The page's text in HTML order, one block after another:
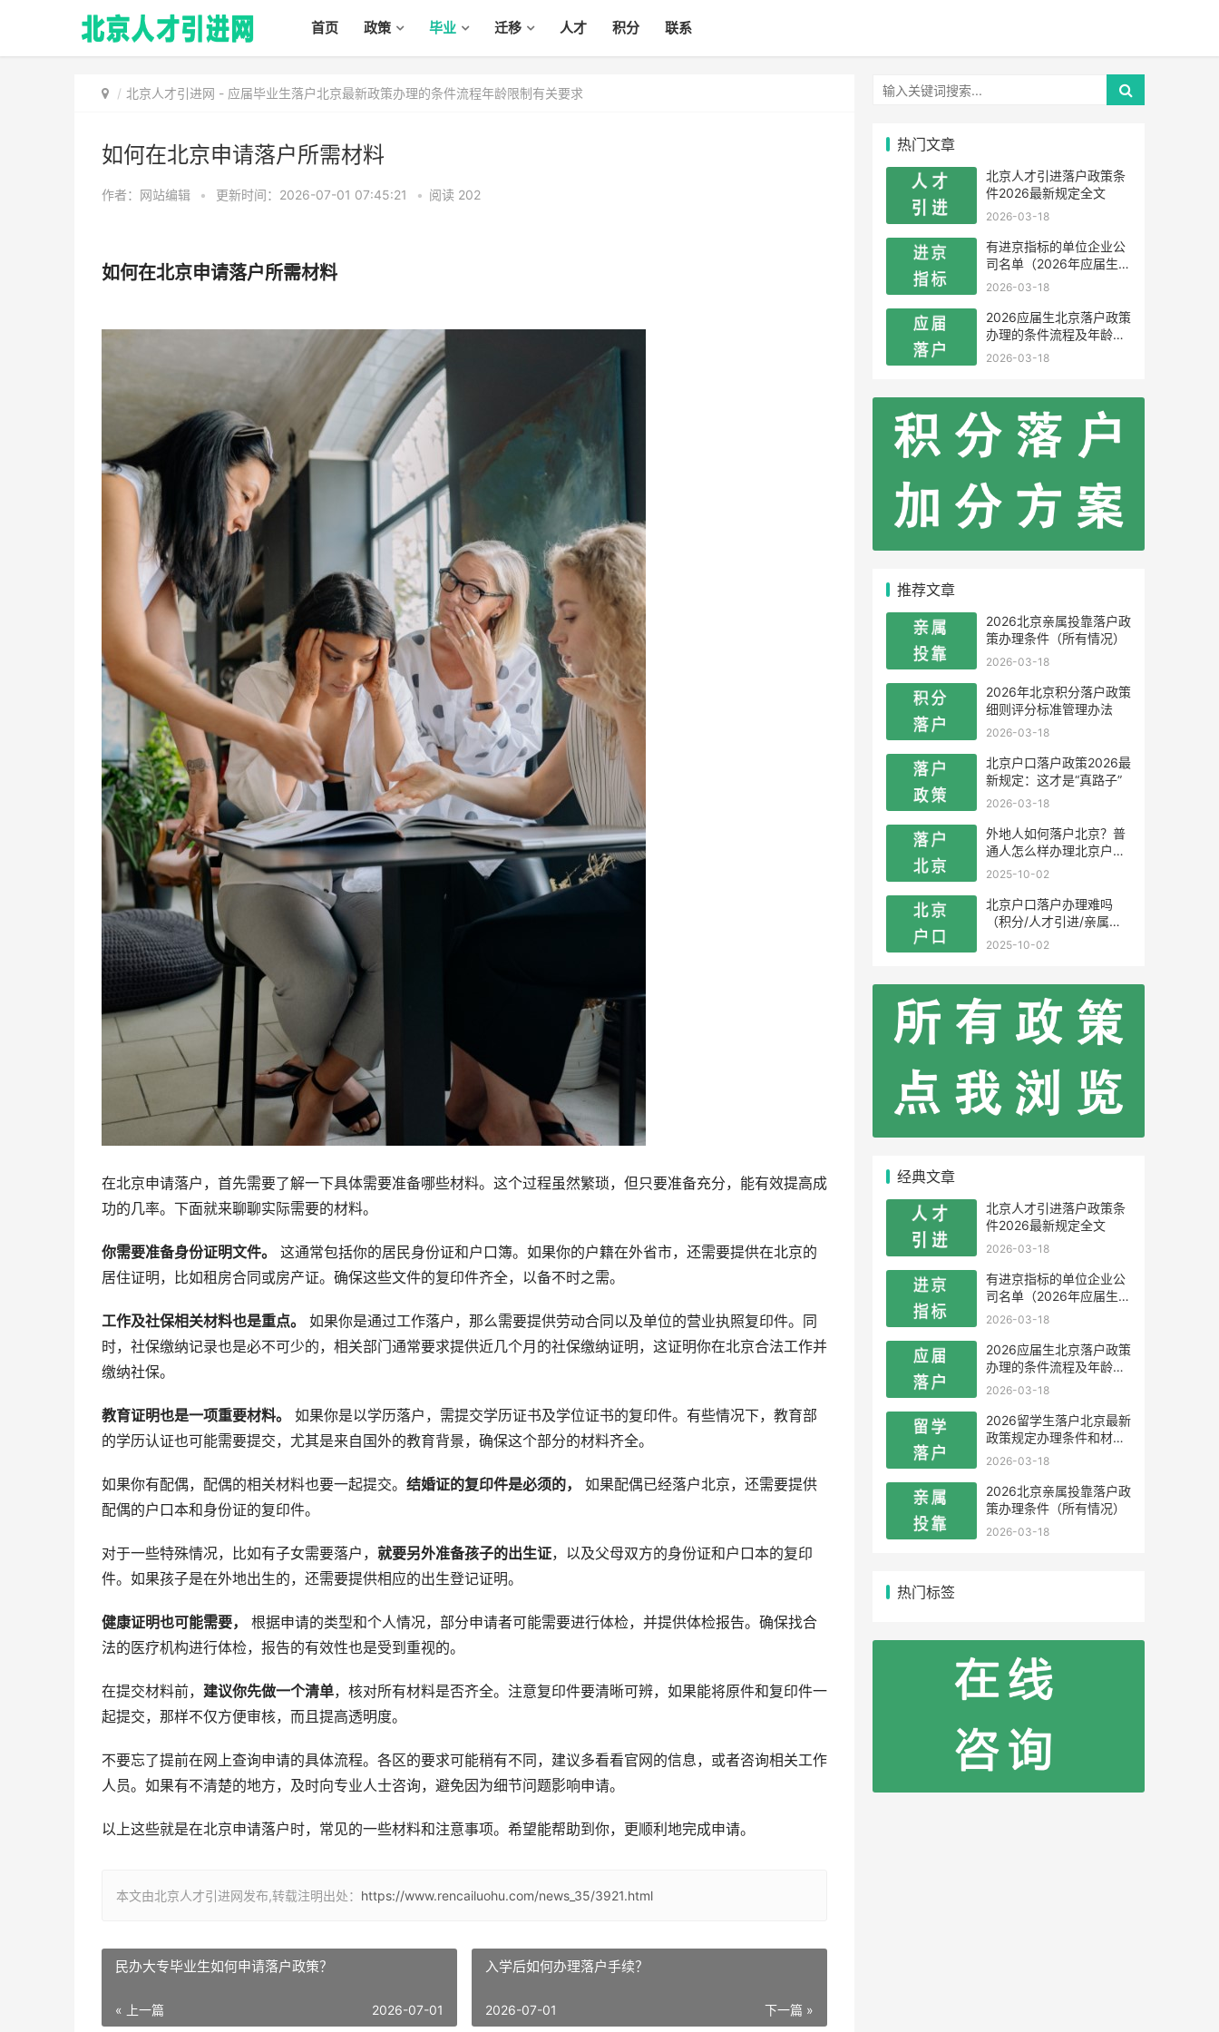
首页 政策 毕业 迁移 人才 积分 联系
北京人才引进网 - 应届毕业生落户北京最新政策办理的条件流程年龄限制有关要求
如何在北京申请落户所需材料
作者：网站编辑 • 更新时间：2026-07-01 07:45:21 • 阅读 202
如何在北京申请落户所需材料
在北京申请落户，首先需要了解一下具体需要准备哪些材料。这个过程虽然繁琐，但只要准备充分，能有效提高成
功的几率。下面就来聊聊实际需要的材料。
你需要准备身份证明文件。
这通常包括你的居民身份证和户口簿。如果你的户籍在外省市，还需要提供在北京的
居住证明，比如租房合同或房产证。确保这些文件的复印件齐全，以备不时之需。
工作及社保相关材料也是重点。
如果你是通过工作落户，那么需要提供劳动合同以及单位的营业执照复印件。同
时，社保缴纳记录也是必不可少的，相关部门通常要求提供近几个月的社保缴纳证明，这证明你在北京合法工作并
缴纳社保。
教育证明也是一项重要材料。
如果你是以学历落户，需提交学历证书及学位证书的复印件。有些情况下，教育部
的学历认证也可能需要提交，尤其是来自国外的教育背景，确保这个部分的材料齐全。
如果你有配偶，配偶的相关材料也要一起提交。 结婚证的复印件是必须的，
如果配偶已经落户北京，还需要提供
配偶的户口本和身份证的复印件。
对于一些特殊情况，比如有子女需要落户， 就要另外准备孩子的出生证，以及父母双方的身份证和户口本的复印
件。如果孩子是在外地出生的，还需要提供相应的出生登记证明。
健康证明也可能需要，
根据申请的类型和个人情况，部分申请者可能需要进行体检，并提供体检报告。确保找合
法的医疗机构进行体检，报告的有效性也是受到重视的。
在提交材料前， 建议你先做一个清单，核对所有材料是否齐全。注意复印件要清晰可辨，如果能将原件和复印件一
起提交，那样不仅方便审核，而且提高透明度。
不要忘了提前在网上查询申请的具体流程。各区的要求可能稍有不同，建议多看看官网的信息，或者咨询相关工作
人员。如果有不清楚的地方，及时向专业人士咨询，避免因为细节问题影响申请。
以上这些就是在北京申请落户时，常见的一些材料和注意事项。希望能帮助到你，更顺利地完成申请。
本文由北京人才引进网发布,转载注明出处： https://www.rencailuohu.com/news_35/3921.html
民办大专毕业生如何申请落户政策？
« 上一篇 2026-07-01
入学后如何办理落户手续？
下一篇 »
2026-07-01
热门文章
北京人才引进落户政策条
件2026最新规定全文
2026-03-18
有进京指标的单位企业公
司名单（2026年应届生留
学生）
2026-03-18
2026应届生北京落户政策
办理的条件流程及年龄限
制
2026-03-18
推荐文章
2026北京亲属投靠落户政
策办理条件（所有情况）
2026-03-18
2026年北京积分落户政策
细则评分标准管理办法
2026-03-18
北京户口落户政策2026最
新规定：这才是“真路子”
2026-03-18
外地人如何落户北京？普
通人怎么样办理北京户
口？
2025-10-02
北京户口落户办理难吗
（积分/人才引进/亲属投
靠）
2025-10-02
经典文章
北京人才引进落户政策条
件2026最新规定全文
2026-03-18
有进京指标的单位企业公
司名单（2026年应届生留
学生）
2026-03-18
2026应届生北京落户政策
办理的条件流程及年龄限
制
2026-03-18
2026留学生落户北京最新
政策规定办理条件和材料
及流程
2026-03-18
2026北京亲属投靠落户政
策办理条件（所有情况）
2026-03-18
热门标签